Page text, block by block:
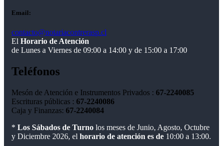
Email:
contacto@notariacontrerasp.cl
El Horario de Atención
de Lunes a Viernes de 09:00 a 14:00 y de 15:00 a 17:00
Teléfonos
Mesón de Atención e Instrumentos Privados : 67-2240085
Escrituras públicas : 67-2240086
Caja y Finanzas: 67-2240084
* Los Sábados de Turno los meses de Junio, Agosto, Octubre
y Diciembre 2026, el horario de atención es de 10:00 a 13:00.